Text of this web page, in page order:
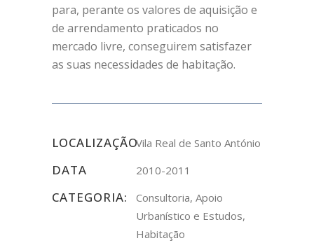
para, perante os valores de aquisição e
de arrendamento praticados no
mercado livre, conseguirem satisfazer
as suas necessidades de habitação.
LOCALIZAÇÃOVila Real de Santo António
DATA 2010-2011
CATEGORIA:
Consultoria, Apoio
Urbanístico e Estudos,
Habitação